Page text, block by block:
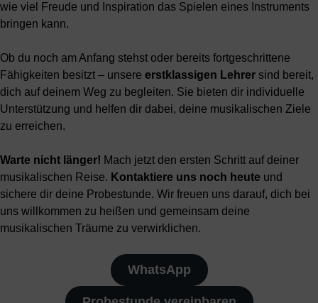
wie viel Freude und Inspiration das Spielen eines Instruments
bringen kann.
Ob du noch am Anfang stehst oder bereits fortgeschrittene
Fähigkeiten besitzt – unsere erstklassigen Lehrer sind bereit,
dich auf deinem Weg zu begleiten. Sie bieten dir individuelle
Unterstützung und helfen dir dabei, deine musikalischen Ziele
zu erreichen.
Warte nicht länger! Mach jetzt den ersten Schritt auf deiner
musikalischen Reise. Kontaktiere uns noch heute und
sichere dir deine Probestunde. Wir freuen uns darauf, dich bei
uns willkommen zu heißen und gemeinsam deine
musikalischen Träume zu verwirklichen.
WhatsApp